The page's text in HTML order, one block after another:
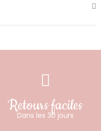
Retours faciles
Dans les 30 jours